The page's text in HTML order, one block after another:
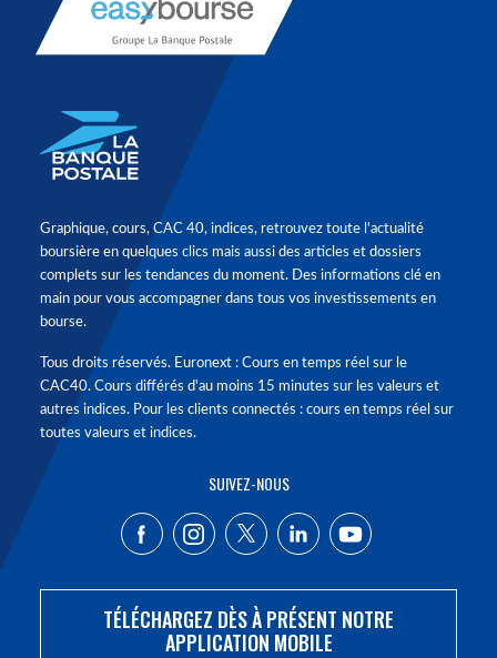
Graphique, cours, CAC 40, indices, retrouvez toute l'actualité
boursière en quelques clics mais aussi des articles et dossiers
complets sur les tendances du moment. Des informations clé en
main pour vous accompagner dans tous vos investissements en
bourse.
Tous droits réservés. Euronext : Cours en temps réel sur le
CAC40. Cours différés d'au moins 15 minutes sur les valeurs et
autres indices. Pour les clients connectés : cours en temps réel sur
toutes valeurs et indices.
SUIVEZ-NOUS
TÉLÉCHARGEZ DÈS À PRÉSENT NOTRE
APPLICATION MOBILE